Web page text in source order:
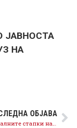
ЈАВНОСТА
НА
ОБЈАВА
По криминалните стапки на Груевски тргнале и дел од градоначалниците на ВМРО-ДПМНЕ, доаѓаат промени и на локално ниво!